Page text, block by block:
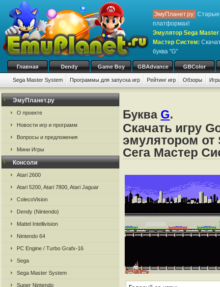
ЭмуПланет.ру: Старые
платформах!
Эмулятор Sega Master
Мастер Систем:
буква "G"
Главная Dendy Game Boy GBAdvance GBColor
Sega Master System Программы для запуска игр Рейтинг игр Обзоры
ЭмуПланет.ру
О проекте
Новости игр и программ
Вопросы и предложения
Мини Игры
Консоли
Atari 2600
Atari 5200, Atari 7800, Atari Jaguar
ColecoVision
Dendy (Nintendo)
Mattel Intellivision
Nintendo 64
PC Engine / Turbo Grafx-16
Sega
Sega Master System
Super Nintendo
Буква G.
Скачать игру
эмулятором от
Сега Мастер